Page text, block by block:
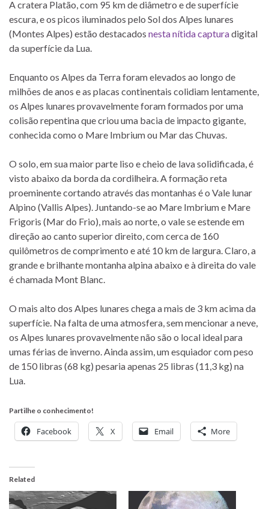
A cratera Platão, com 95 km de diâmetro e de superfície
escura, e os picos iluminados pelo Sol dos Alpes lunares
(Montes Alpes) estão destacados nesta nítida capturadigital
da superfície da Lua.
Enquanto os Alpes da Terra foram elevados ao longo de
milhões de anos e as placas continentais colidiam lentamente,
os Alpes lunares provavelmente foram formados por uma
colisão repentina que criou uma bacia de impacto gigante,
conhecida como o Mare Imbrium ou Mar das Chuvas.
O solo, em sua maior parte liso e cheio de lava solidificada, é
visto abaixo da borda da cordilheira. A formação reta
proeminente cortando através das montanhas é o Vale lunar
Alpino (Vallis Alpes). Juntando-se ao Mare Imbrium e Mare
Frigoris (Mar do Frio), mais ao norte, o vale se estende em
direção ao canto superior direito, com cerca de 160
quilômetros de comprimento e até 10 km de largura. Claro, a
grande e brilhante montanha alpina abaixo e à direita do vale
é chamada Mont Blanc.
O mais alto dos Alpes lunares chega a mais de 3 km acima da
superfície. Na falta de uma atmosfera, sem mencionar a neve,
os Alpes lunares provavelmente não são o local ideal para
umas férias de inverno. Ainda assim, um esquiador com peso
de 150 libras (68 kg) pesaria apenas 25 libras (11,3 kg) na
Lua.
Partilhe o conhecimento!
Facebook X Email More
Related